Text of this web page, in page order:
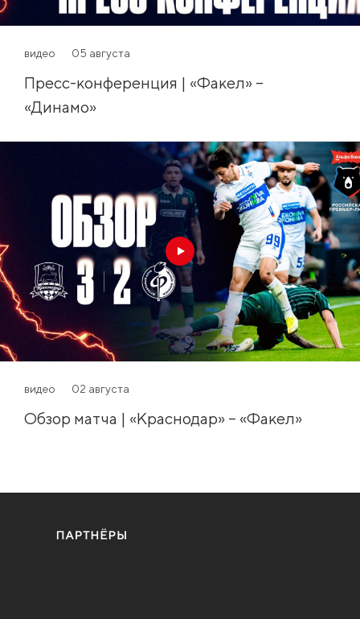
видео 05 августа
Пресс-конференция | «Факел» –
«Динамо»
видео 02 августа
Обзор матча | «Краснодар» – «Факел»